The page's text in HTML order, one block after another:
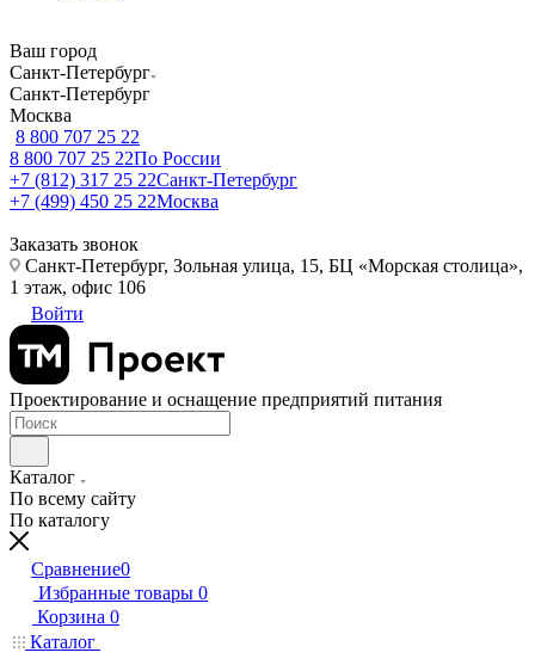
Ваш город
Санкт-Петербург
Санкт-Петербург
Москва
8 800 707 25 22
8 800 707 25 22По России
+7 (812) 317 25 22Санкт-Петербург
+7 (499) 450 25 22Москва
Заказать звонок
Санкт-Петербург, Зольная улица, 15, БЦ «Морская столица»,
1 этаж, офис 106
Войти
Проектирование и оснащение предприятий питания
Каталог
По всему сайту
По каталогу
Сравнение0
Избранные товары 0
Корзина 0
Каталог